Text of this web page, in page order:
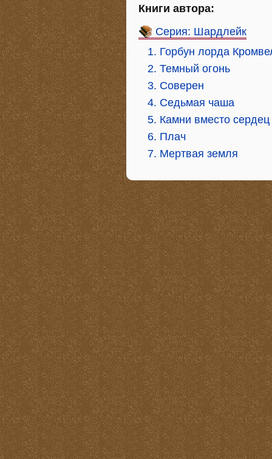
Книги автора:
Серия: Шардлейк
1. Горбун лорда
2. Темный огонь
3. Соверен
4. Седьмая чаша
5. Камни вместо сердец
6. Плач
7. Мертвая земля